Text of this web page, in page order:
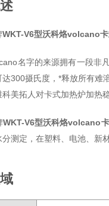
WKT-V6型沃科烙volcano
名字的来源拥有一段非
达300摄氏度，*释放所有难
美拓人对卡式加热炉加热
WKT-V6型沃科烙volcano
分测定，在塑料、电池、新